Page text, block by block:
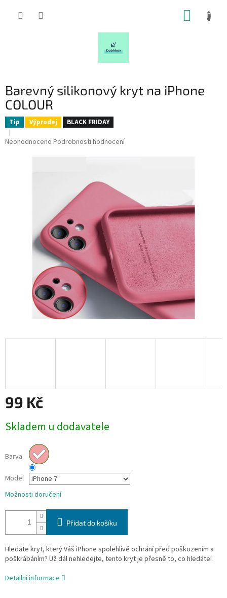
Barevný silikonový kryt na iPhone
COLOUR
Tip Výprodej BLACK FRIDAY
Průměrné
Neohodnoceno Podrobnosti hodnocení
99 Kč
cena:
Skladem u dodavatele
Barva
Model
Možnosti doručení
Přidat do košíku
Hledáte kryt, který Váš iPhone spolehlivě ochrání před poškozením a
poškrábáním? Už dál nehledejte, tento kryt je přesně to, co hledáte!
Detailní informace